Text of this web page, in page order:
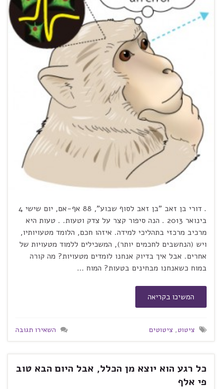
. דורי בן זאב "בן זאב לסוף שבוע", 88 אף-אם, יום שישי 4
בינואר 2013 . הנה סיפור קצר על צדק וטעות. . טעות היא
מרכיב מרכזי בתהליכי למידה. איזהו חכם, הלומד מטעויותיו,
ויש (הנחשבים לחכמים יותר), המשכילים ללמוד מטעויות של
אחרים. אבל איך בדיוק אנחנו לומדים מטעויות? מה קורה
במוח כשאנחנו מבחינים בטעות? המוח …
המשיכו בקריאה
ציטוט, ציטוטים השאירו תגובה
כל רגע הוא יוצא מן הכלל, אבל היום הבא טוב
פי אלף